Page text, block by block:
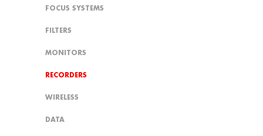
FOCUS SYSTEMS
FILTERS
MONITORS
RECORDERS
WIRELESS
DATA